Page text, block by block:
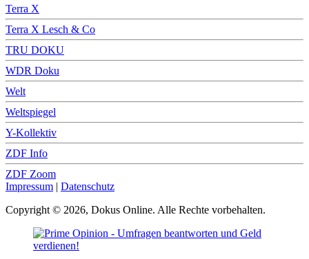
Terra X
Terra X Lesch & Co
TRU DOKU
WDR Doku
Welt
Weltspiegel
Y-Kollektiv
ZDF Info
ZDF Zoom
Impressum | Datenschutz
Copyright © 2026, Dokus Online. Alle Rechte vorbehalten.